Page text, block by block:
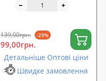
(sp-0031)
139,00грн. -29%
99,00грн.
Детальніше Оптові ціни
Швидке замовлення